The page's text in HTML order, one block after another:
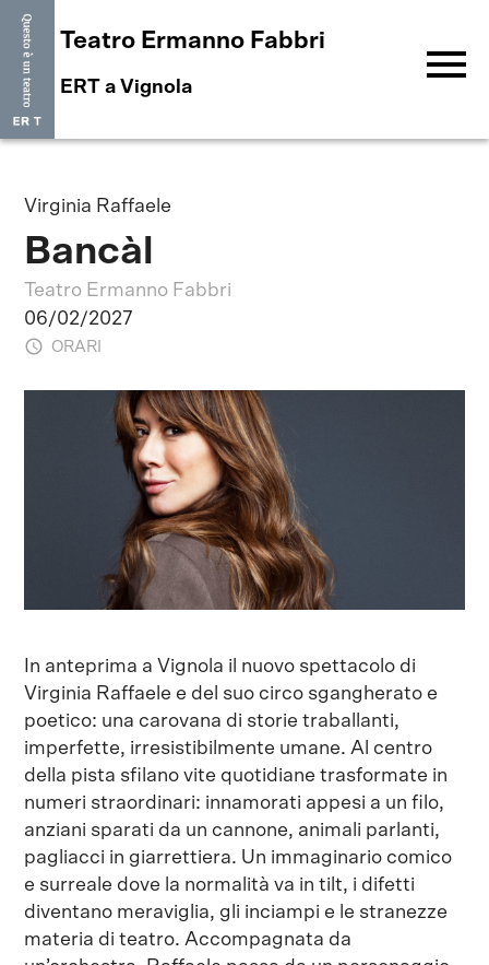
Teatro Ermanno Fabbri
ERT a Vignola menu
Virginia Raffaele
Bancàl
Teatro Ermanno Fabbri
06/02/2027
ORARI
In anteprima a Vignola il nuovo spettacolo di
Virginia Raffaele e del suo circo sgangherato e
poetico: una carovana di storie traballanti,
imperfette, irresistibilmente umane. Al centro
della pista sfilano vite quotidiane trasformate in
numeri straordinari: innamorati appesi a un filo,
anziani sparati da un cannone, animali parlanti,
pagliacci in giarrettiera. Un immaginario comico
e surreale dove la normalità va in tilt, i difetti
diventano meraviglia, gli inciampi e le stranezze
materia di teatro. Accompagnata da